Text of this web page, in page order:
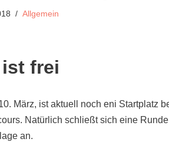
Allgemein
frei
März, ist aktuell noch eni Startplatz
Natürlich schließt sich eine
an.